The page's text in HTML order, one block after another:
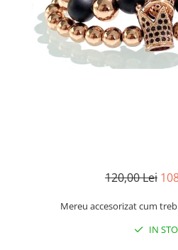
CERCEI
CEASURI DAMA
120,00 Lei
Mereu accesorizat cum
IN